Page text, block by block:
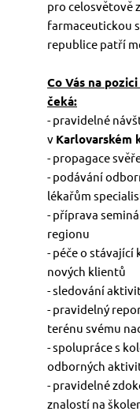
pro celosvětově
farmaceutickou
republice patří
Co Vás na
čeká:
- pravidelné
v Karlovarském
- propagace
- podávání
lékařům
- příprava
regionu
- péče o
nových klientů
- sledování
- pravidelný
terénu svému
- spolupráce s
odborných
- pravidelné
znalostí na